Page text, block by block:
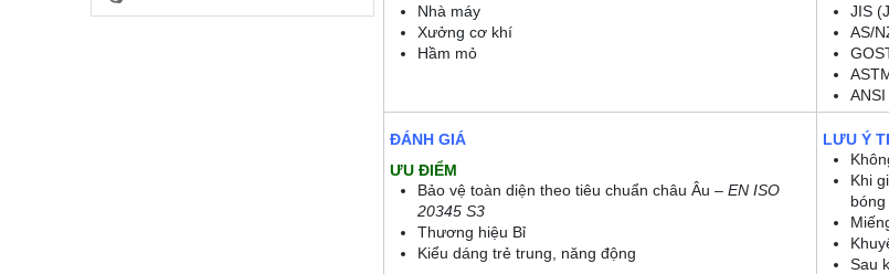
Nhà máy
Xưởng cơ khí
Hầm mỏ
JIS
AS/
ĐÁNH GIÁ
ƯU ĐIỂM
Bảo vệ toàn diện theo tiêu chuẩn châu Âu – EN ISO
20345 S3
Thương hiệu Bỉ
Kiểu dáng trẻ trung, năng động
LƯU Ý
Khi
bóng
Sau